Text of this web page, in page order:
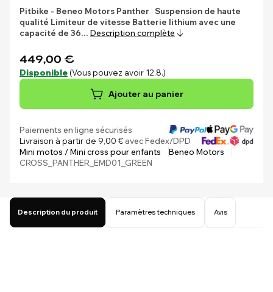
Pitbike - Beneo Motors Panther
Suspension de haute
qualité Limiteur de vitesse Batterie lithium avec une
capacité de 36… Description complète
449,00 €
Disponible (Vous pouvez avoir 12.8.)
Ajouter au panier
Paiements en ligne sécurisés
Livraison à partir de 9,00 €avec Fedex/DPD
Mini motos / Mini cross pour enfants
Beneo Motors
CROSS_PANTHER_EMD01_GREEN
Description du produit Paramètres techniques Avis